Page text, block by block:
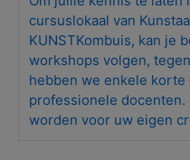
cursuslokaal van
KUNSTKombuis, kan je
workshops volgen,
hebben we enkele
professionele
worden voor uw eigen